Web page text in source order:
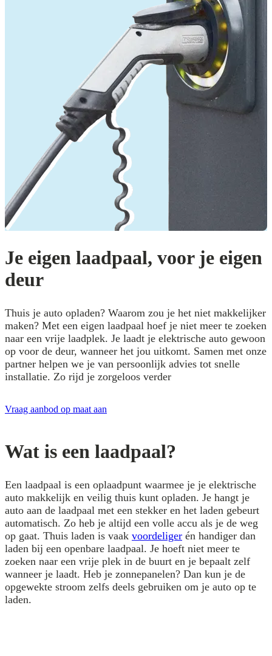
Je eigen laadpaal, voor je eigen
deur
Thuis je auto opladen? Waarom zou je het niet makkelijker
maken? Met een eigen laadpaal hoef je niet meer te zoeken
naar een vrije laadplek. Je laadt je elektrische auto gewoon
op voor de deur, wanneer het jou uitkomt. Samen met onze
partner helpen we je van persoonlijk advies tot snelle
installatie. Zo rijd je zorgeloos verder
Vraag aanbod op maat aan
Wat is een laadpaal?
Een laadpaal is een oplaadpunt waarmee je je elektrische
auto makkelijk en veilig thuis kunt opladen. Je hangt je
auto aan de laadpaal met een stekker en het laden gebeurt
automatisch. Zo heb je altijd een volle accu als je de weg
op gaat. Thuis laden is vaak voordeliger én handiger dan
laden bij een openbare laadpaal. Je hoeft niet meer te
zoeken naar een vrije plek in de buurt en je bepaalt zelf
wanneer je laadt. Heb je zonnepanelen? Dan kun je de
opgewekte stroom zelfs deels gebruiken om je auto op te
laden.